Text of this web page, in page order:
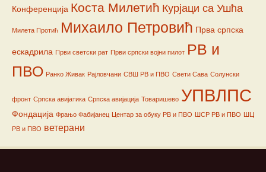
Конференција Коста Милетић Курјаци са Ушћа
Милета Протић Михаило Петровић Прва српска
ескадрила Први светски рат Први српски војни пилот РВ и
ПВО Ранко Живак Рајловчани СВШ РВ и ПВО Свети Сава Солунски
фронт Српска авијатика Српска авијација Товаришево УПВЛПС
Фондација Фрањо Фабијанец Центар за обуку РВ и ПВО ШСР РВ и ПВО ШЦ
РВ и ПВО ветерани